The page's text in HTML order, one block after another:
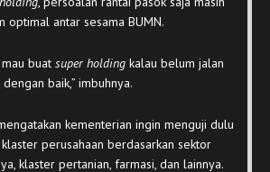
optimal antar sesama BUMN.
buat super holding kalau belum jalan
dengan baik,” imbuhnya.
kementerian ingin menguji dulu
perusahaan berdasarkan sektor
klaster pertanian, farmasi, dan lainnya.